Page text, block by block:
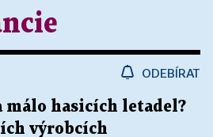
ODEBÍRAT
málo hasicích letadel?
výrobcích